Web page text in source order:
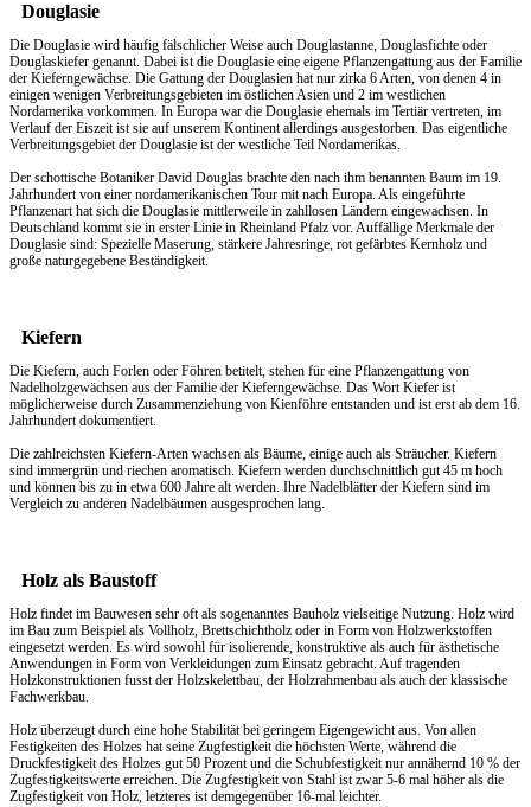
Douglasie
Die Douglasie wird häufig fälschlicher Weise auch Douglastanne, Douglasfichte oder
Douglaskiefer genannt. Dabei ist die Douglasie eine eigene Pflanzengattung aus der Familie
der Kieferngewächse. Die Gattung der Douglasien hat nur zirka 6 Arten, von denen 4 in
einigen wenigen Verbreitungsgebieten im östlichen Asien und 2 im westlichen
Nordamerika vorkommen. In Europa war die Douglasie ehemals im Tertiär vertreten, im
Verlauf der Eiszeit ist sie auf unserem Kontinent allerdings ausgestorben. Das eigentliche
Verbreitungsgebiet der Douglasie ist der westliche Teil Nordamerikas.
Der schottische Botaniker David Douglas brachte den nach ihm benannten Baum im 19.
Jahrhundert von einer nordamerikanischen Tour mit nach Europa. Als eingeführte
Pflanzenart hat sich die Douglasie mittlerweile in zahllosen Ländern eingewachsen. In
Deutschland kommt sie in erster Linie in Rheinland Pfalz vor. Auffällige Merkmale der
Douglasie sind: Spezielle Maserung, stärkere Jahresringe, rot gefärbtes Kernholz und
große naturgegebene Beständigkeit.
Kiefern
Die Kiefern, auch Forlen oder Föhren betitelt, stehen für eine Pflanzengattung von
Nadelholzgewächsen aus der Familie der Kieferngewächse. Das Wort Kiefer ist
möglicherweise durch Zusammenziehung von Kienföhre entstanden und ist erst ab dem 16.
Jahrhundert dokumentiert.
Die zahlreichsten Kiefern-Arten wachsen als Bäume, einige auch als Sträucher. Kiefern
sind immergrün und riechen aromatisch. Kiefern werden durchschnittlich gut 45 m hoch
und können bis zu in etwa 600 Jahre alt werden. Ihre Nadelblätter der Kiefern sind im
Vergleich zu anderen Nadelbäumen ausgesprochen lang.
Holz als Baustoff
Holz findet im Bauwesen sehr oft als sogenanntes Bauholz vielseitige Nutzung. Holz wird
im Bau zum Beispiel als Vollholz, Brettschichtholz oder in Form von Holzwerkstoffen
eingesetzt werden. Es wird sowohl für isolierende, konstruktive als auch für ästhetische
Anwendungen in Form von Verkleidungen zum Einsatz gebracht. Auf tragenden
Holzkonstruktionen fusst der Holzskelettbau, der Holzrahmenbau als auch der klassische
Fachwerkbau.
Holz überzeugt durch eine hohe Stabilität bei geringem Eigengewicht aus. Von allen
Festigkeiten des Holzes hat seine Zugfestigkeit die höchsten Werte, während die
Druckfestigkeit des Holzes gut 50 Prozent und die Schubfestigkeit nur annähernd 10 % der
Zugfestigkeitswerte erreichen. Die Zugfestigkeit von Stahl ist zwar 5-6 mal höher als die
Zugfestigkeit von Holz, letzteres ist demgegenüber 16-mal leichter.